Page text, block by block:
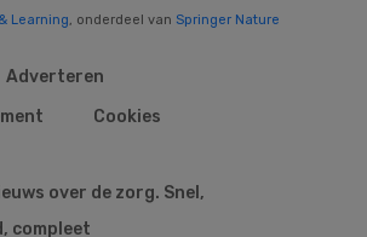
Learning, onderdeel van Springer Nature
Adverteren
Cookies
over de zorg. Snel,
compleet